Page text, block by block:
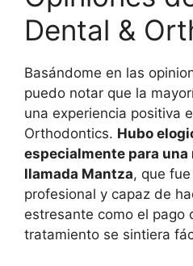
Dental &
Basándome en las
puedo notar que la
una experiencia positiva
Orthodontics. Hubo
especialmente para
llamada Mantza, que
profesional y capaz de
estresante como el pago
tratamiento se sintiera